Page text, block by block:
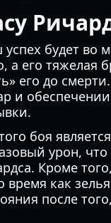
будет во
а его
его до
и
боя является
урон,
Кроме
время как
после